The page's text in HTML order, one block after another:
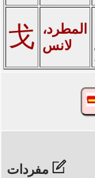
戈
المطرد،
لانس